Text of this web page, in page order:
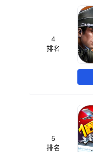
4
排名
5
排名